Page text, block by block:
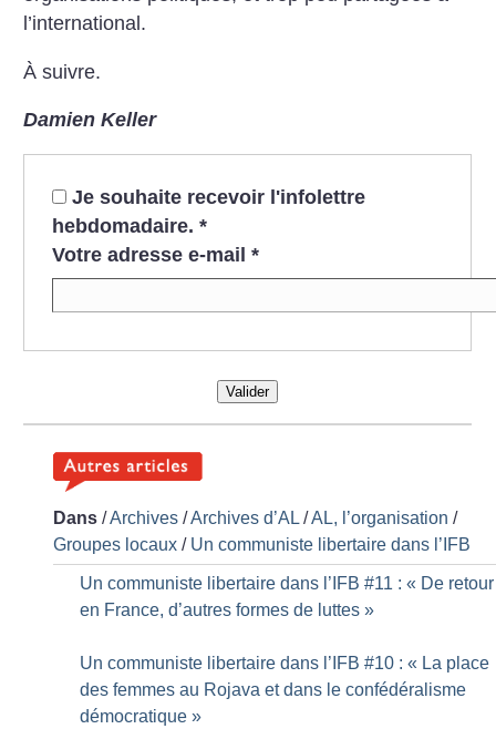
l’international.
À suivre.
Damien Keller
Je souhaite recevoir l'infolettre
hebdomadaire. *
Votre adresse e-mail *
Valider
Dans /Archives /Archives d’AL /AL, l’organisation /
Groupes locaux / Un communiste libertaire dans l’IFB
Un communiste libertaire dans l’IFB #11 : « De retour
en France, d’autres formes de luttes »
Un communiste libertaire dans l’IFB #10 : « La place
des femmes au Rojava et dans le confédéralisme
démocratique »